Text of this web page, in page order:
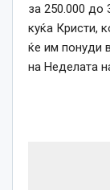
за 250.000 до
куќа Кристи,
ќе им понуди
на Неделата